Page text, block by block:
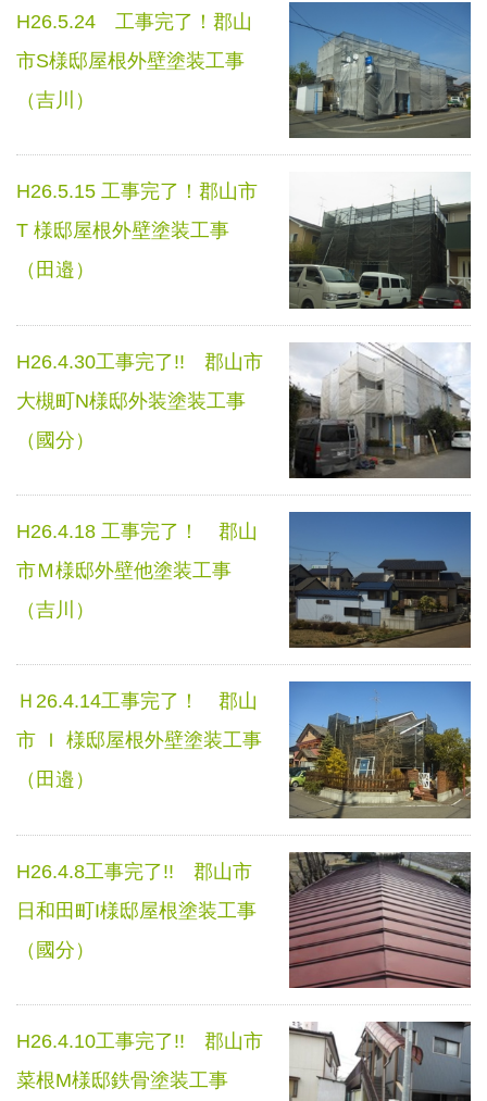
H26.5.24 工事完了！郡山
市S様邸屋根外壁塗装工事
（吉川）
H26.5.15 工事完了！郡山市
T 様邸屋根外壁塗装工事
（田邉）
H26.4.30工事完了!! 郡山市
大槻町N様邸外装塗装工事
（國分）
H26.4.18 工事完了！ 郡山
市Ｍ様邸外壁他塗装工事
（吉川）
Ｈ26.4.14工事完了！ 郡山
市 Ｉ 様邸屋根外壁塗装工事
（田邉）
H26.4.8工事完了!! 郡山市
日和田町I様邸屋根塗装工事
（國分）
H26.4.10工事完了!! 郡山市
菜根M様邸鉄骨塗装工事